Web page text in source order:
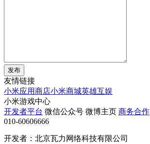
发布
友情链接
小米应用商店小米商城英雄互娱
小米游戏中心
开发者平台 微信公众号 微博主页 商务合作
010-60606666
开发者：北京瓦力网络科技有限公司